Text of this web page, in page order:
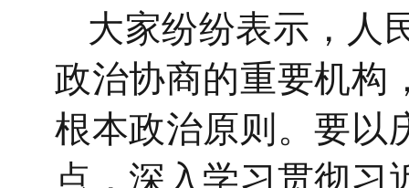
大家纷纷表示，人
政治协商的重要机构
根本政治原则。要以
点，深入学习贯彻习